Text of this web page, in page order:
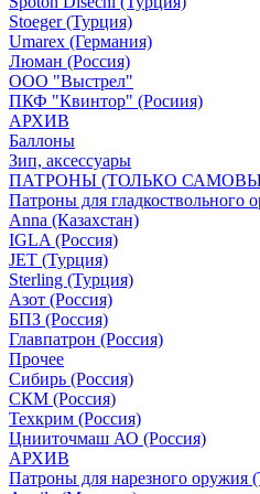
Stoeger (Турция)
Umarex (Германия)
Люман (Россия)
ООО "Выстрел"
ПКФ "Квинтор" (Росиия)
АРХИВ
Баллоны
Зип, аксессуары
ПАТРОНЫ (ТОЛЬКО
Патроны для
Anna (Казахстан)
IGLA (Россия)
JET (Турция)
Sterling (Турция)
Азот (Россия)
БПЗ (Россия)
Главпатрон (Россия)
Прочее
Сибирь (Россия)
СКМ (Россия)
Техкрим (Россия)
Цнииточмаш АО (Россия)
АРХИВ
Патроны для нарезного